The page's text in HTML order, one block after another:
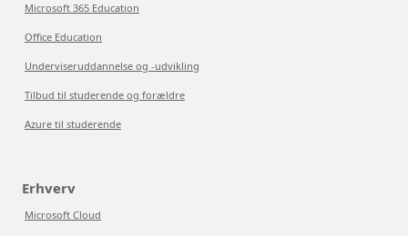
Microsoft 365 Education
Office Education
Underviseruddannelse og -udvikling
Tilbud til studerende og forældre
Azure til studerende
Erhverv
Microsoft Cloud